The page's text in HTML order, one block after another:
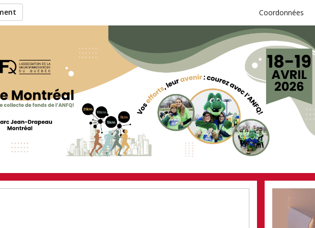
Coordonnées
Philippe à recueillir des fonds
à l’événement 21K Nespresso de
Montréal 2026